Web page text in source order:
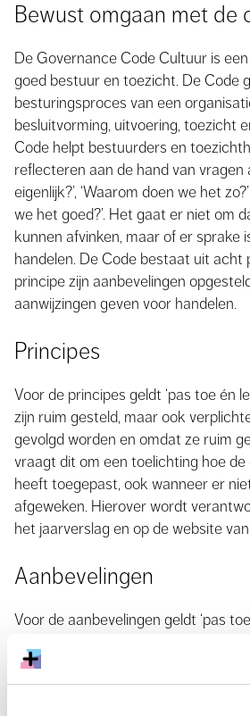
Bewust omgaan met de
De Governance Code Cultuur is
goed bestuur en toezicht. De Code
besturingsproces van een
besluitvorming, uitvoering, toezicht
Code helpt bestuurders en
reflecteren aan de hand van vragen
eigenlijk?’, ‘Waarom doen we het
we het goed?’. Het gaat er niet om
kunnen afvinken, maar of er sprake
handelen. De Code bestaat uit acht
principe zijn aanbevelingen
aanwijzingen geven voor handelen.
Principes
Voor de principes geldt ‘pas toe én
zijn ruim gesteld, maar ook
gevolgd worden en omdat ze ruim
vraagt dit om een toelichting hoe
heeft toegepast, ook wanneer er
afgeweken. Hierover wordt
het jaarverslag en op de website
Aanbevelingen
Voor de aanbevelingen geldt ‘pas
moeten worden toegepast, tenzij
afwijken hiervan beter is voor de